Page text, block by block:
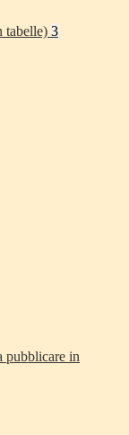
tabelle) 3
pubblicare in